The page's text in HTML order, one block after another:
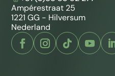
Ampérestraat 25
1221 GG - Hilversum
Nederland